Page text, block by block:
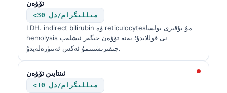
تۆۋەن
<30 مىللىگرام/دل
LDH، indirect bilirubin ۋە reticulocytesمۇ يۇقىرى بولسا
hemolysis نى قوللايدۇ؛ يەنە تۆۋەن جىگەر ئىشلەپ
چىقىرىشىنىمۇ ئەكس ئەتتۈرەلەيدۇ.
ئىنتايىن تۆۋەن
<10 مىللىگرام/دل